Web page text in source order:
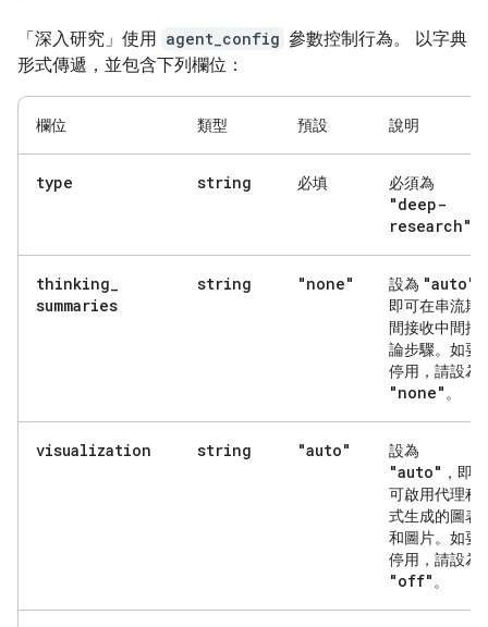
「深入研究」使用 agent_config 參數控制行為。 以字典
形式傳遞，並包含下列欄位：
欄位 類型 預設 說明
type string 必填 必須為
"deep-
research"
thinking_
summaries
string "none" 設為 "auto"
即可在串流期
間接收中間推
論步驟。如要
停用，請設為
"none" 。
visualization string "auto" 設為
"auto" ，即
可啟用代理程
式生成的圖表
和圖片。如要
停用，請設為
"off" 。